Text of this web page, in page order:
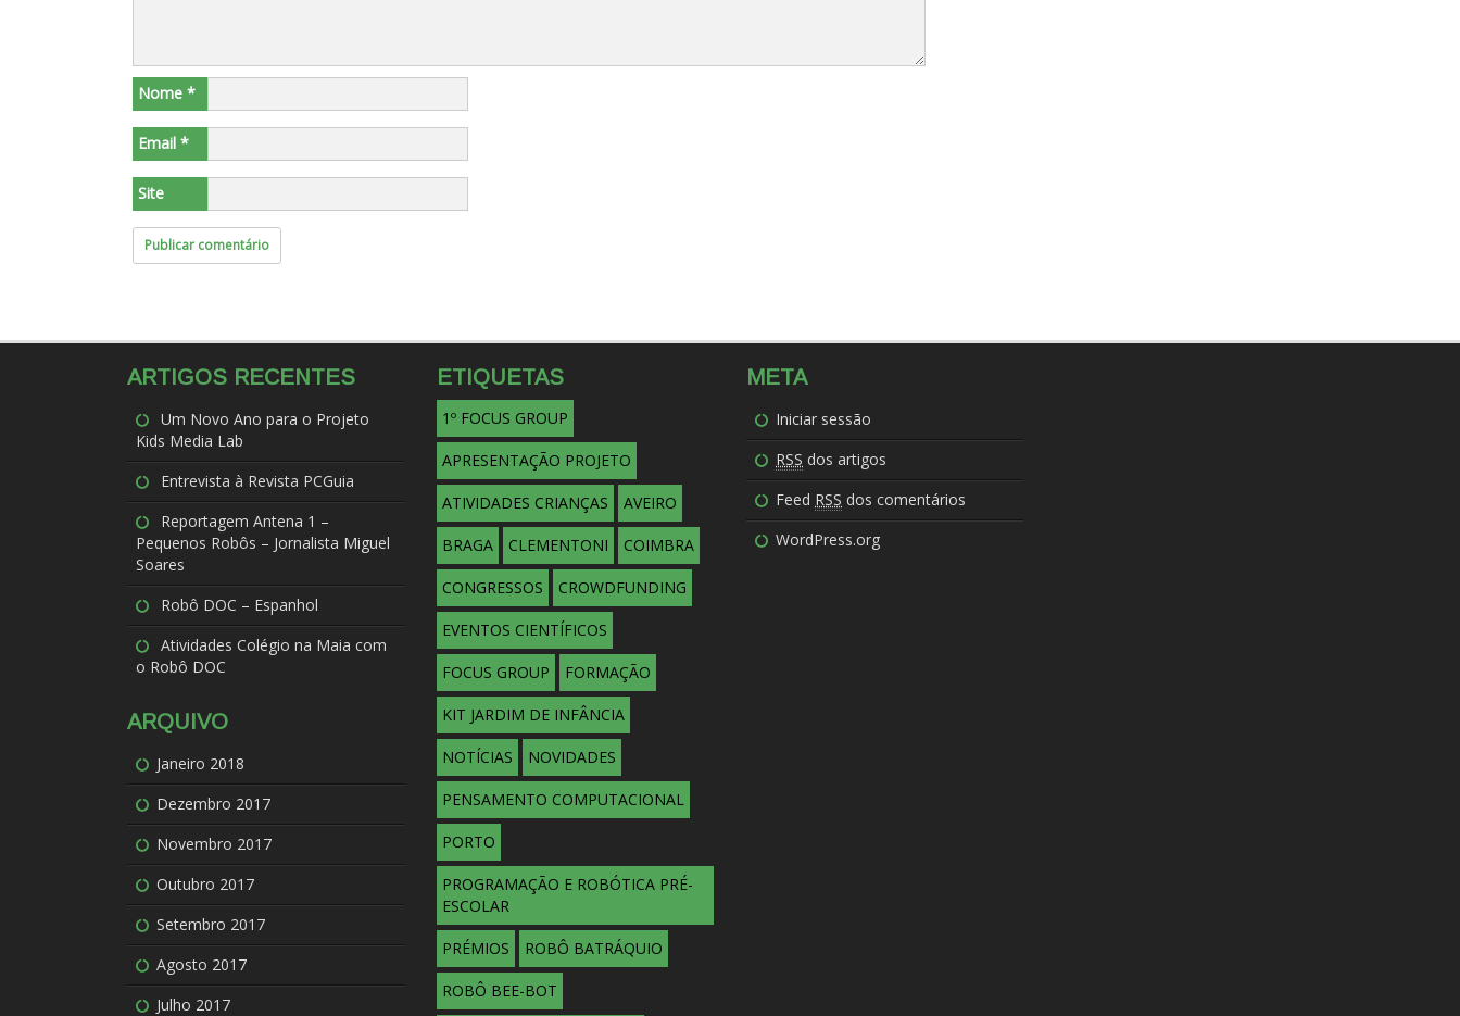
Nome *
Email *
Site
ARTIGOS RECENTES
Um Novo Ano para o Projeto
Kids Media Lab
Entrevista à Revista PCGuia
Reportagem Antena 1 –
Pequenos Robôs – Jornalista Miguel
Soares
Robô DOC – Espanhol
Atividades Colégio na Maia com
o Robô DOC
ARQUIVO
Janeiro 2018
Dezembro 2017
Novembro 2017
Outubro 2017
Setembro 2017
Agosto 2017
Julho 2017
ETIQUETAS
1º FOCUS GROUP
APRESENTAÇÃO PROJETO
ATIVIDADES CRIANÇAS AVEIRO
BRAGA CLEMENTONI COIMBRA
CONGRESSOS CROWDFUNDING
EVENTOS CIENTÍFICOS
FOCUS GROUP FORMAÇÃO
KIT JARDIM DE INFÂNCIA
NOTÍCIAS NOVIDADES
PENSAMENTO COMPUTACIONAL
PORTO
PROGRAMAÇÃO E ROBÓTICA PRÉ-
ESCOLAR
PRÉMIOS ROBÔ BATRÁQUIO
ROBÔ BEE-BOT
META
Iniciar sessão
RSS dos artigos
Feed RSS dos comentários
WordPress.org